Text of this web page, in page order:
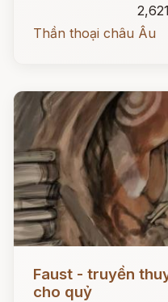
Thần thoại châu Âu
Faust - truyền
cho quỷ